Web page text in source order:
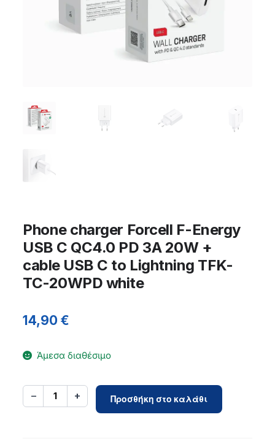
Phone charger Forcell F-Energy
USB C QC4.0 PD 3A 20W +
cable USB C to Lightning TFK-
TC-20WPD white
14,90€
Άμεσα διαθέσιμο
− 1 +
Phone
charger
Προσθήκη στο καλάθι